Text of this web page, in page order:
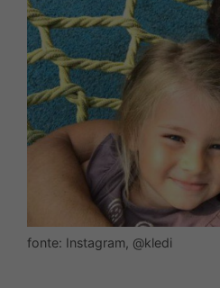
fonte: Instagram, @kledi